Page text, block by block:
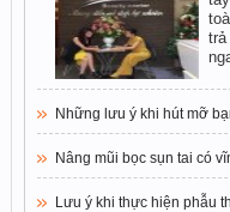
trả
Những lưu ý khi hút mỡ
Nâng mũi bọc sụn tai có
Lưu ý khi thực hiện phẫu